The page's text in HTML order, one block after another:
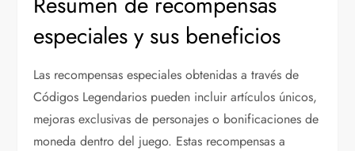
especiales y sus beneficios
Las recompensas especiales obtenidas a través de
Códigos Legendarios pueden incluir artículos únicos,
mejoras exclusivas de personajes o bonificaciones de
moneda dentro del juego. Estas recompensas a